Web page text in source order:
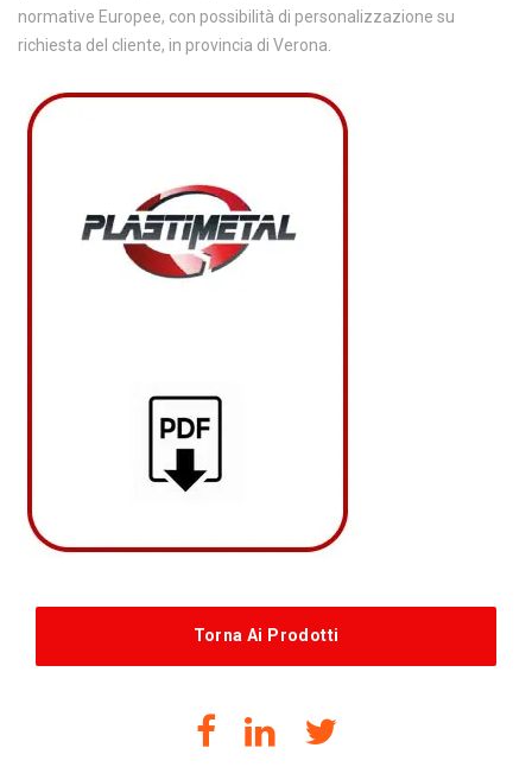
normative Europee, con possibilità di personalizzazione su
richiesta del cliente, in provincia di Verona.
Torna Ai Prodotti